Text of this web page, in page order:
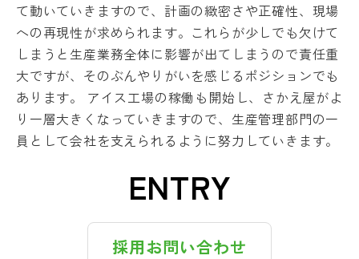
て動いていきますので、計画の緻密さや正確性、現場
への再現性が求められます。これらが少しでも欠けて
しまうと生産業務全体に影響が出てしまうので責任重
大ですが、そのぶんやりがいを感じるポジションでも
あります。 アイス工場の稼働も開始し、さかえ屋がよ
り一層大きくなっていきますので、生産管理部門の一
員として会社を支えられるように努力していきます。
ENTRY
採用お問い合わせ